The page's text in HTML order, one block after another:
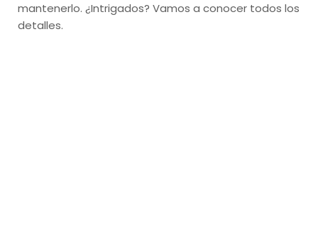
mantenerlo. ¿Intrigados? Vamos a conocer todos los
detalles.